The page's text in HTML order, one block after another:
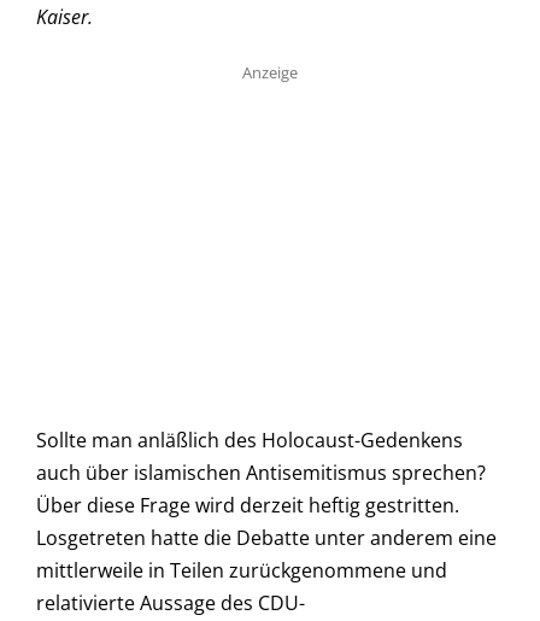
Kaiser.
Anzeige
Sollte man anläßlich des Holocaust-Gedenkens
auch über islamischen Antisemitismus sprechen?
Über diese Frage wird derzeit heftig gestritten.
Losgetreten hatte die Debatte unter anderem eine
mittlerweile in Teilen zurückgenommene und
relativierte Aussage des CDU-